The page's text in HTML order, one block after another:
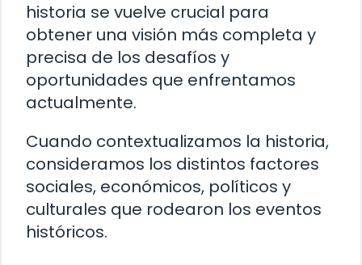
historia se vuelve crucial para
obtener una visión más completa y
precisa de los desafíos y
oportunidades que enfrentamos
actualmente.
Cuando contextualizamos la historia,
consideramos los distintos factores
sociales, económicos, políticos y
culturales que rodearon los eventos
históricos.